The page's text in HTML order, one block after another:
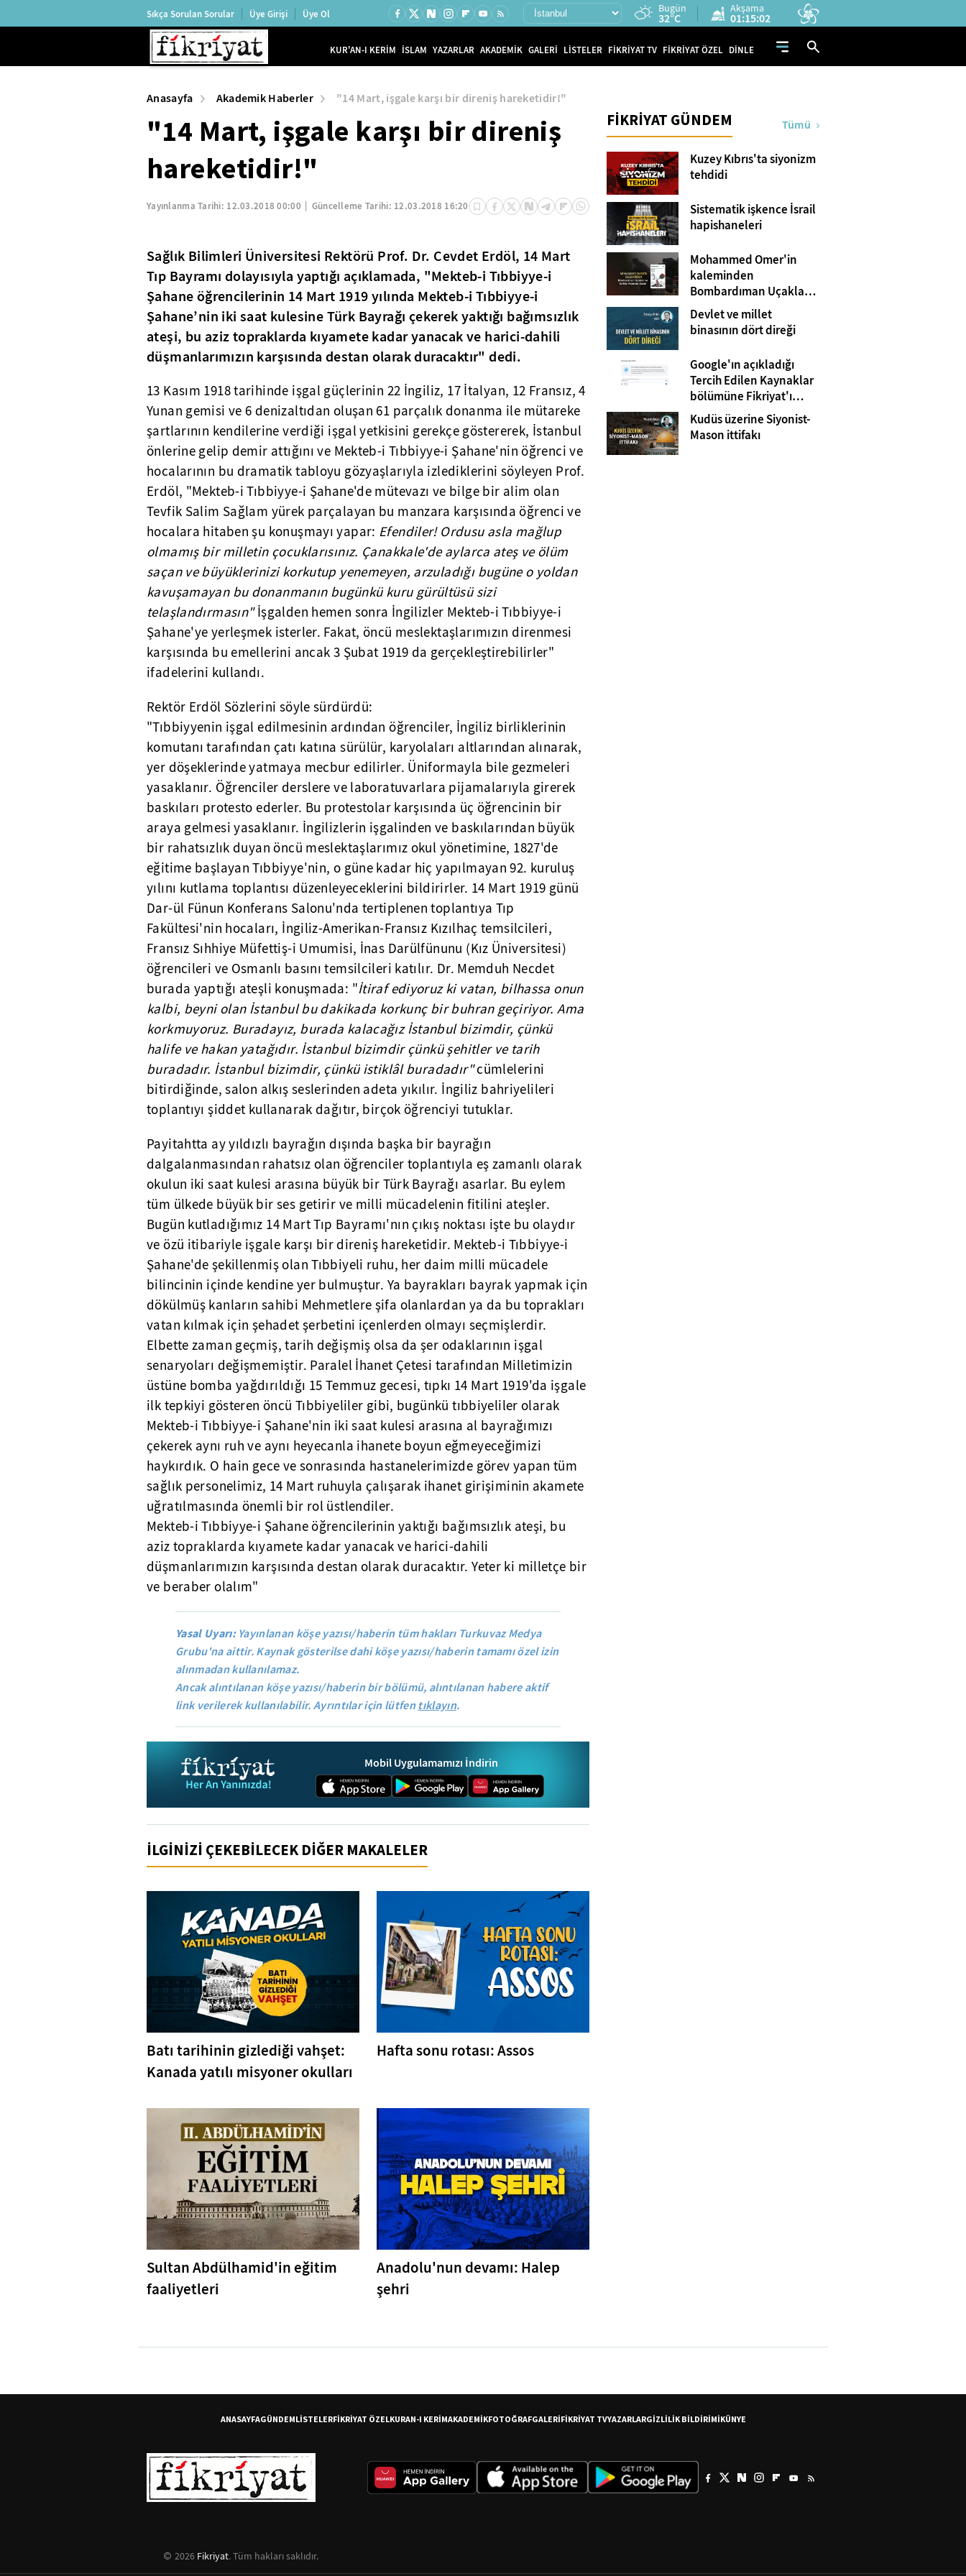
Sıkça Sorulan Sorular Üye Girişi Üye Ol Bugün
32°C
Akşama
01:15:01
KUR'AN-I KERİM İSLAM YAZARLAR AKADEMİK GALERİ LİSTELER FİKRİYAT TV FİKRİYAT ÖZEL DİNLE
Anasayfa Akademik Haberler "14 Mart, işgale karşı bir direniş hareketidir!"
"14 Mart, işgale karşı bir direniş
hareketidir!"
Yayınlanma Tarihi: 12.03.2018 00:00 Güncelleme Tarihi: 12.03.2018 16:20
Sağlık Bilimleri Üniversitesi Rektörü Prof. Dr. Cevdet Erdöl, 14 Mart
Tıp Bayramı dolayısıyla yaptığı açıklamada, "Mekteb-i Tıbbiyye-i
Şahane öğrencilerinin 14 Mart 1919 yılında Mekteb-i Tıbbiyye-i
Şahane’nin iki saat kulesine Türk Bayrağı çekerek yaktığı bağımsızlık
ateşi, bu aziz topraklarda kıyamete kadar yanacak ve harici-dahili
düşmanlarımızın karşısında destan olarak duracaktır" dedi.
13 Kasım 1918 tarihinde işgal güçlerinin 22 İngiliz, 17 İtalyan, 12 Fransız, 4
Yunan gemisi ve 6 denizaltıdan oluşan 61 parçalık donanma ile mütareke
şartlarının kendilerine verdiği işgal yetkisini gerekçe göstererek, İstanbul
önlerine gelip demir attığını ve Mekteb-i Tıbbiyye-i Şahane'nin öğrenci ve
hocalarının bu dramatik tabloyu gözyaşlarıyla izlediklerini söyleyen Prof.
Erdöl, "Mekteb-i Tıbbiyye-i Şahane'de mütevazı ve bilge bir alim olan
Tevfik Salim Sağlam yürek parçalayan bu manzara karşısında öğrenci ve
hocalara hitaben şu konuşmayı yapar: Efendiler! Ordusu asla mağlup
olmamış bir milletin çocuklarısınız. Çanakkale'de aylarca ateş ve ölüm
saçan ve büyüklerinizi korkutup yenemeyen, arzuladığı bugüne o yoldan
kavuşamayan bu donanmanın bugünkü kuru gürültüsü sizi
telaşlandırmasın"İşgalden hemen sonra İngilizler Mekteb-i Tıbbiyye-i
Şahane'ye yerleşmek isterler. Fakat, öncü meslektaşlarımızın direnmesi
karşısında bu emellerini ancak 3 Şubat 1919 da gerçekleştirebilirler"
ifadelerini kullandı.
Rektör Erdöl Sözlerini söyle sürdürdü:
"Tıbbiyyenin işgal edilmesinin ardından öğrenciler, İngiliz birliklerinin
komutanı tarafından çatı katına sürülür, karyolaları altlarından alınarak,
yer döşeklerinde yatmaya mecbur edilirler. Üniformayla bile gezmeleri
yasaklanır. Öğrenciler derslere ve laboratuvarlara pijamalarıyla girerek
baskıları protesto ederler. Bu protestolar karşısında üç öğrencinin bir
araya gelmesi yasaklanır. İngilizlerin işgalinden ve baskılarından büyük
bir rahatsızlık duyan öncü meslektaşlarımız okul yönetimine, 1827'de
eğitime başlayan Tıbbiyye'nin, o güne kadar hiç yapılmayan 92. kuruluş
yılını kutlama toplantısı düzenleyeceklerini bildirirler. 14 Mart 1919 günü
Dar-ül Fünun Konferans Salonu'nda tertiplenen toplantıya Tıp
Fakültesi'nin hocaları, İngiliz-Amerikan-Fransız Kızılhaç temsilcileri,
Fransız Sıhhiye Müfettiş-i Umumisi, İnas Darülfünunu (Kız Üniversitesi)
öğrencileri ve Osmanlı basını temsilcileri katılır. Dr. Memduh Necdet
burada yaptığı ateşli konuşmada: "İtiraf ediyoruz ki vatan, bilhassa onun
kalbi, beyni olan İstanbul bu dakikada korkunç bir buhran geçiriyor. Ama
korkmuyoruz. Buradayız, burada kalacağız İstanbul bizimdir, çünkü
halife ve hakan yatağıdır. İstanbul bizimdir çünkü şehitler ve tarih
buradadır. İstanbul bizimdir, çünkü istiklâl buradadır"cümlelerini
bitirdiğinde, salon alkış seslerinden adeta yıkılır. İngiliz bahriyelileri
toplantıyı şiddet kullanarak dağıtır, birçok öğrenciyi tutuklar.
Payitahtta ay yıldızlı bayrağın dışında başka bir bayrağın
dalgalanmasından rahatsız olan öğrenciler toplantıyla eş zamanlı olarak
okulun iki saat kulesi arasına büyük bir Türk Bayrağı asarlar. Bu eylem
tüm ülkede büyük bir ses getirir ve milli mücadelenin fitilini ateşler.
Bugün kutladığımız 14 Mart Tıp Bayramı'nın çıkış noktası işte bu olaydır
ve özü itibariyle işgale karşı bir direniş hareketidir. Mekteb-i Tıbbiyye-i
Şahane'de şekillenmiş olan Tıbbiyeli ruhu, her daim milli mücadele
bilincinin içinde kendine yer bulmuştur. Ya bayrakları bayrak yapmak için
dökülmüş kanların sahibi Mehmetlere şifa olanlardan ya da bu toprakları
vatan kılmak için şehadet şerbetini içenlerden olmayı seçmişlerdir.
Elbette zaman geçmiş, tarih değişmiş olsa da şer odaklarının işgal
senaryoları değişmemiştir. Paralel İhanet Çetesi tarafından Milletimizin
üstüne bomba yağdırıldığı 15 Temmuz gecesi, tıpkı 14 Mart 1919'da işgale
ilk tepkiyi gösteren öncü Tıbbiyeliler gibi, bugünkü tıbbiyeliler olarak
Mekteb-i Tıbbiyye-i Şahane'nin iki saat kulesi arasına al bayrağımızı
çekerek aynı ruh ve aynı heyecanla ihanete boyun eğmeyeceğimizi
haykırdık. O hain gece ve sonrasında hastanelerimizde görev yapan tüm
sağlık personelimiz, 14 Mart ruhuyla çalışarak ihanet girişiminin akamete
uğratılmasında önemli bir rol üstlendiler.
Mekteb-i Tıbbiyye-i Şahane öğrencilerinin yaktığı bağımsızlık ateşi, bu
aziz topraklarda kıyamete kadar yanacak ve harici-dahili
düşmanlarımızın karşısında destan olarak duracaktır. Yeter ki milletçe bir
ve beraber olalım"
Yasal Uyarı:Yayınlanan köşe yazısı/haberin tüm hakları Turkuvaz Medya
Grubu'na aittir. Kaynak gösterilse dahi köşe yazısı/haberin tamamı özel izin
alınmadan kullanılamaz.
Ancak alıntılanan köşe yazısı/haberin bir bölümü, alıntılanan habere aktif
link verilerek kullanılabilir. Ayrıntılar için lütfentıklayın.
Mobil Uygulamamızı İndirin
İLGİNİZİ ÇEKEBİLECEK DİĞER MAKALELER
Batı tarihinin gizlediği vahşet:
Kanada yatılı misyoner okulları
Hafta sonu rotası: Assos
Sultan Abdülhamid'in eğitim
faaliyetleri
Anadolu'nun devamı: Halep
şehri
FİKRİYAT GÜNDEM Tümü
Kuzey Kıbrıs'ta siyonizm
tehdidi
Sistematik işkence İsrail
hapishaneleri
Mohammed Omer'in
kaleminden
Bombardıman Uçakları
ve Tanklar Arasında
Gazze
Devlet ve millet
binasının dört direği
Google'ın açıkladığı
Tercih Edilen Kaynaklar
bölümüne Fikriyat'ı
eklemeyi unutmayın!
Kudüs üzerine Siyonist-
Mason ittifakı
ANASAYFAGÜNDEMLİSTELERFİKRİYAT ÖZELKURAN-I KERİMAKADEMİKFOTOĞRAFGALERİFİKRİYAT TVYAZARLARGİZLİLİK BİLDİRİMİKÜNYE
2026 Fikriyat. Tüm hakları saklıdır.